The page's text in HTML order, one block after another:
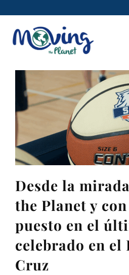
al
contenido
Desde la
the Planet y
puesto en el
celebrado en el
Cruz